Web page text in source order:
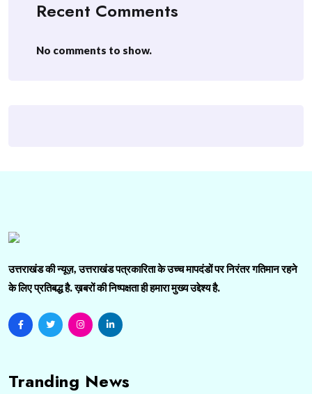
Recent Comments
No comments to show.
उत्तराखंड की न्यूज़, उत्तराखंड पत्रकारिता के उच्च मापदंडों पर निरंतर गतिमान रहने
के लिए प्रतिबद्ध है. ख़बरों की निष्पक्षता ही हमारा मुख्य उद्देश्य है.
Tranding News